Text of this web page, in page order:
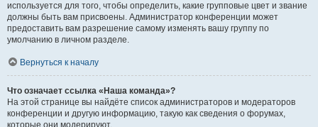
используется для того, чтобы определить, какие групповые цвет и звание
должны быть вам присвоены. Администратор конференции может
предоставить вам разрешение самому изменять вашу группу по
умолчанию в личном разделе.
Вернуться к началу
Что означает ссылка «Наша команда»?
На этой странице вы найдёте список администраторов и модераторов
конференции и другую информацию, такую как сведения о форумах,
которые они модерируют.